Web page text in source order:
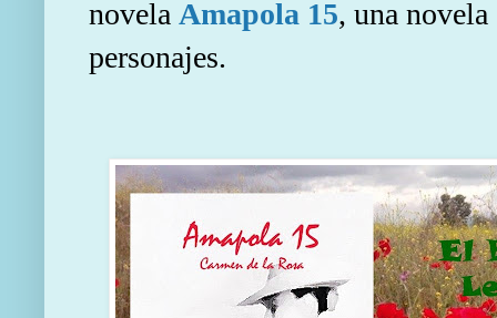
novela Amapola 15, una
personajes.